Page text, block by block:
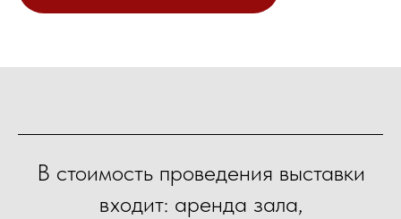
В стоимость проведения выставки
входит: аренда зала,